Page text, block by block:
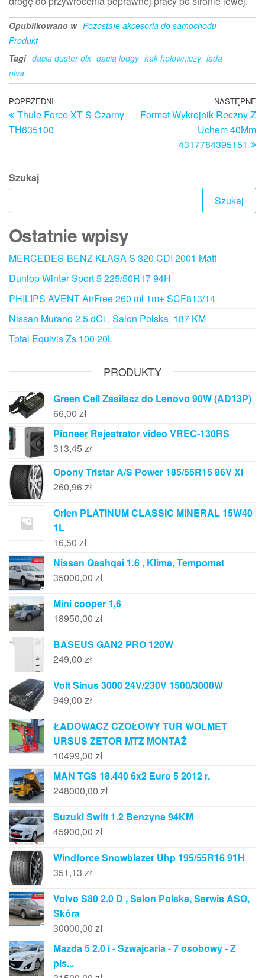
Opublikowano w Pozostałe akcesoria do samochodu
Produkt
Tagi dacia duster olx dacia lodgy hak holowniczy lada
niva
Nawigacja
wpisu
Poprzedni
wpis
POPRZEDNI
Thule Force XT S Czarny
TH635100
NASTĘPNE
Format Wykrojnik Reczny Z
Uchem 40Mm
4317784395151
Szukaj
Szukaj
Ostatnie wpisy
MERCEDES-BENZ KLASA S 320 CDI 2001 Matt
Dunlop Winter Sport 5 225/50R17 94H
PHILIPS AVENT AirFree 260 ml 1m+ SCF813/14
Nissan Murano 2.5 dCi , Salon Polska, 187 KM
Total Equivis Zs 100 20L
PRODUKTY
Green Cell Zasilacz do Lenovo 90W (AD13P)
66,00 zł
Pioneer Rejestrator video VREC-130RS
313,45 zł
Opony Tristar A/S Power 185/55R15 86V Xl
260,96 zł
Orlen PLATINUM CLASSIC MINERAL 15W40
1L
16,50 zł
Nissan Qashqai 1.6 , Klima, Tempomat
35000,00 zł
Mini cooper 1,6
18950,00 zł
BASEUS GAN2 PRO 120W
249,00 zł
Volt Sinus 3000 24V/230V 1500/3000W
949,00 zł
ŁADOWACZ CZOŁOWY TUR WOLMET
URSUS ZETOR MTZ MONTAŻ
10499,00 zł
MAN TGS 18.440 6x2 Euro 5 2012 r.
248000,00 zł
Suzuki Swift 1.2 Benzyna 94KM
45900,00 zł
Windforce Snowblazer Uhp 195/55R16 91H
351,13 zł
Volvo S80 2.0 D , Salon Polska, Serwis ASO,
Skóra
30000,00 zł
Mazda 5 2.0 i - Szwajcaria - 7 osobowy - Z
pis...